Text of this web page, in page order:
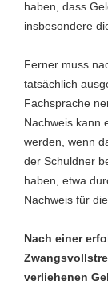
haben, dass
insbesondere
Ferner muss
tatsächlich
Fachsprache
Nachweis kann
werden, wenn
der Schuldner
haben, etwa
Nachweis für
Nach einer
verliehenen